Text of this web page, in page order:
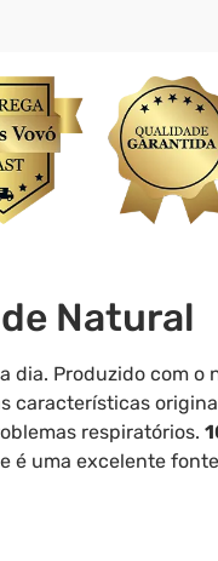
Natural
dia. Produzido com o
características
respiratórios.
é uma excelente